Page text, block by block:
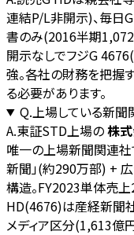
連結P/L非開示)、毎日
書のみ(2016半期
開示なしでフジG
強。各社の財務を把握
る必要があります。
Q. 上場している新
A.東証STD上場の株
唯一の上場新聞関連社
新聞」(約290万部) +
構造。FY2023単体売上
HD(4676)は産経新聞
メディア区分(1,613億